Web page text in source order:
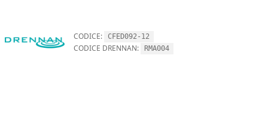
CODICE: CFED092-12
CODICE DRENNAN: RMA004